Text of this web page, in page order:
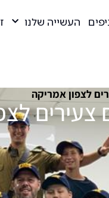
העשייה שלנו
לצפון אמריקה